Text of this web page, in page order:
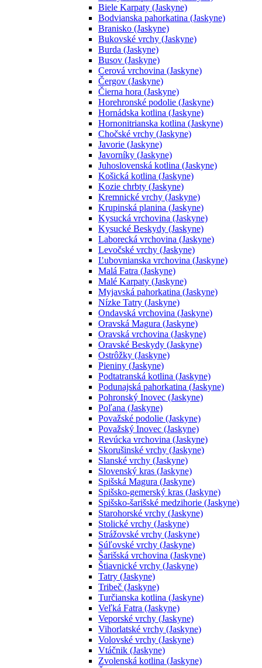
Biele Karpaty (Jaskyne)
Bodvianska pahorkatina (Jaskyne)
Branisko (Jaskyne)
Bukovské vrchy (Jaskyne)
Burda (Jaskyne)
Busov (Jaskyne)
Cerová vrchovina (Jaskyne)
Čergov (Jaskyne)
Čierna hora (Jaskyne)
Horehronské podolie (Jaskyne)
Hornádska kotlina (Jaskyne)
Hornonitrianska kotlina (Jaskyne)
Chočské vrchy (Jaskyne)
Javorie (Jaskyne)
Javorníky (Jaskyne)
Juhoslovenská kotlina (Jaskyne)
Košická kotlina (Jaskyne)
Kozie chrbty (Jaskyne)
Kremnické vrchy (Jaskyne)
Krupinská planina (Jaskyne)
Kysucká vrchovina (Jaskyne)
Kysucké Beskydy (Jaskyne)
Laborecká vrchovina (Jaskyne)
Levočské vrchy (Jaskyne)
Ľubovnianska vrchovina (Jaskyne)
Malá Fatra (Jaskyne)
Malé Karpaty (Jaskyne)
Myjavská pahorkatina (Jaskyne)
Nízke Tatry (Jaskyne)
Ondavská vrchovina (Jaskyne)
Oravská Magura (Jaskyne)
Oravská vrchovina (Jaskyne)
Oravské Beskydy (Jaskyne)
Ostrôžky (Jaskyne)
Pieniny (Jaskyne)
Podtatranská kotlina (Jaskyne)
Podunajská pahorkatina (Jaskyne)
Pohronský Inovec (Jaskyne)
Poľana (Jaskyne)
Považské podolie (Jaskyne)
Považský Inovec (Jaskyne)
Revúcka vrchovina (Jaskyne)
Skorušinské vrchy (Jaskyne)
Slanské vrchy (Jaskyne)
Slovenský kras (Jaskyne)
Spišská Magura (Jaskyne)
Spišsko-gemerský kras (Jaskyne)
Spišsko-šarišské medzihorie (Jaskyne)
Starohorské vrchy (Jaskyne)
Stolické vrchy (Jaskyne)
Strážovské vrchy (Jaskyne)
Súľovské vrchy (Jaskyne)
Šarišská vrchovina (Jaskyne)
Štiavnické vrchy (Jaskyne)
Tatry (Jaskyne)
Tribeč (Jaskyne)
Turčianska kotlina (Jaskyne)
Veľká Fatra (Jaskyne)
Veporské vrchy (Jaskyne)
Vihorlatské vrchy (Jaskyne)
Volovské vrchy (Jaskyne)
Vtáčnik (Jaskyne)
Zvolenská kotlina (Jaskyne)